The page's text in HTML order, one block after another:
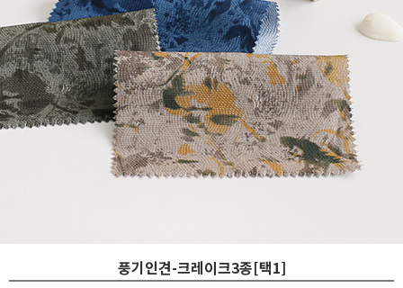
풍기인견-크레이크3종[택1]